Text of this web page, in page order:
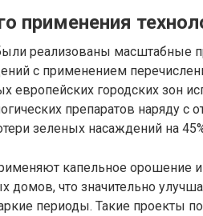
применения
реализованы масштабные
с применением
европейских городских зон
препаратов наряду с
зеленых насаждений на
капельное орошение и
домов, что значительно
периоды. Такие проекты